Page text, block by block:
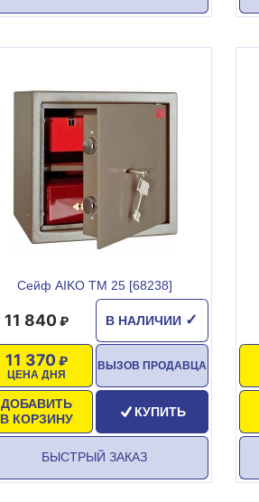
Сейф AIKO TM 25 [68238]
В НАЛИЧИИ ✓
11 840
ЦЕНА ДНЯ
11 370
ДОБАВИТЬ
В КОРЗИНУ
ВЫЗОВ ПРОДАВЦА
КУПИТЬ
БЫСТРЫЙ ЗАКАЗ